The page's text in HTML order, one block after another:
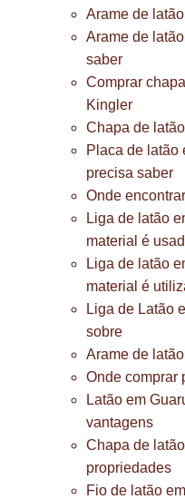
Arame de
Arame de
saber
Comprar
Kingler
Chapa de
Placa de latão
precisa saber
Onde
Liga de latão
material é
Liga de latão
material é
Liga de Latão
sobre
Arame de
Onde comprar
Latão em
vantagens
Chapa de
propriedades
Fio de latão